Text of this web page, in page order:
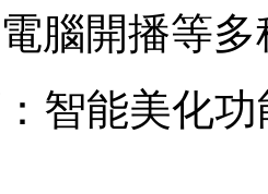
腦開播等
智能美化